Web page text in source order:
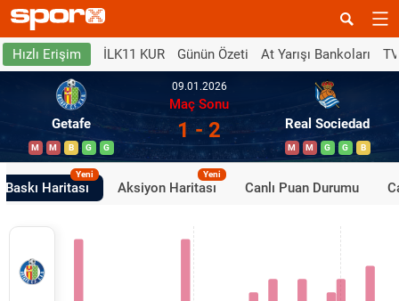
Hızlı Erişim İLK11 KUR Günün Özeti At Yarışı Bankoları
Getafe
M M B G G
09.01.2026
Maç Sonu
1 - 2 Real Sociedad
M M G G B
Baskı Haritası
Yeni
Aksiyon Haritası
Yeni
Canlı Puan Durumu